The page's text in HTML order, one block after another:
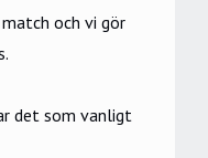
och vi gör
det som vanligt